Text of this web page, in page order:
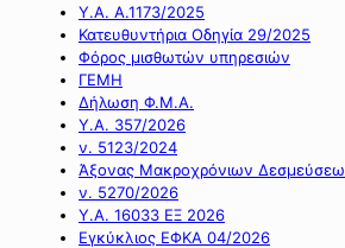
Υ.Α. Α.1173/2025
Κατευθυντήρια Οδηγία 29/2025
Φόρος μισθωτών υπηρεσιών
ΓΕΜΗ
Δήλωση Φ.Μ.Α.
Υ.Α. 357/2026
ν. 5123/2024
Άξονας Μακροχρόνιων
ν. 5270/2026
Υ.Α. 16033 ΕΞ 2026
Εγκύκλιος ΕΦΚΑ 04/2026